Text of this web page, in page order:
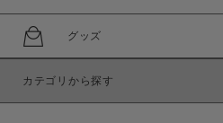
グッズ
カテゴリから探す